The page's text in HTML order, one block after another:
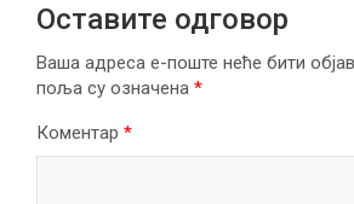
Оставите одговор
Ваша адреса е-поште неће бити
поља су означена *
Коментар *